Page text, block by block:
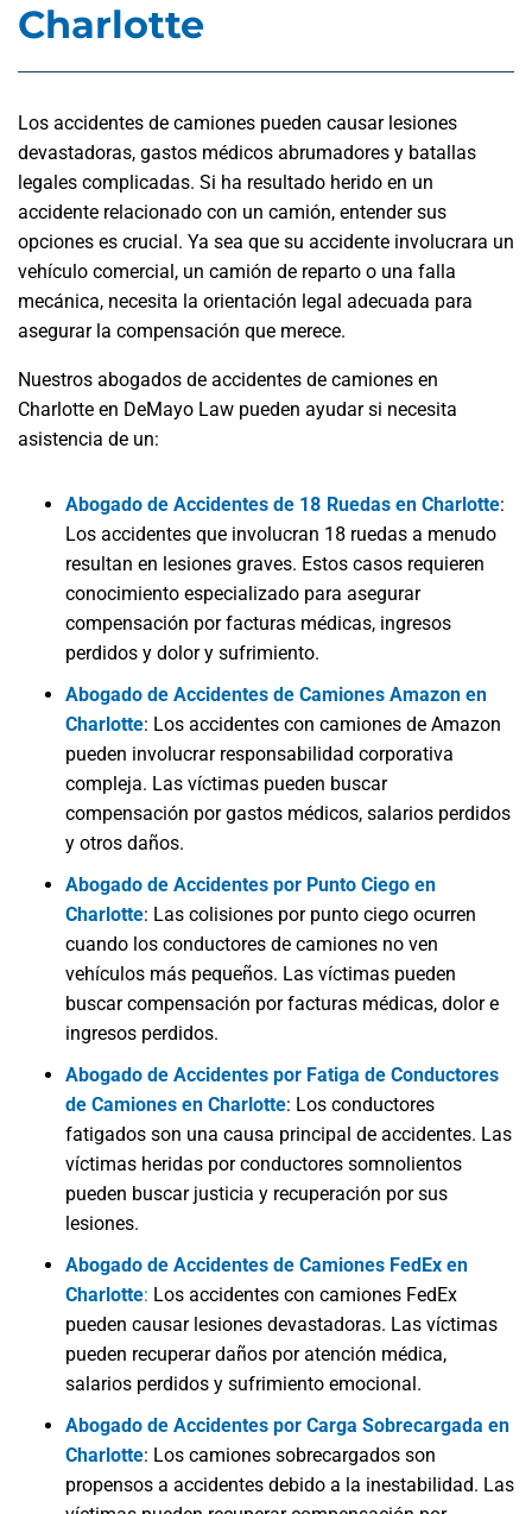
Charlotte
Los accidentes de camiones pueden causar lesiones
devastadoras, gastos médicos abrumadores y batallas
legales complicadas. Si ha resultado herido en un
accidente relacionado con un camión, entender sus
opciones es crucial. Ya sea que su accidente involucrara un
vehículo comercial, un camión de reparto o una falla
mecánica, necesita la orientación legal adecuada para
asegurar la compensación que merece.
Nuestros abogados de accidentes de camiones en
Charlotte en DeMayo Law pueden ayudar si necesita
asistencia de un:
Abogado de Accidentes de 18 Ruedas en Charlotte:
Los accidentes que involucran 18 ruedas a menudo
resultan en lesiones graves. Estos casos requieren
conocimiento especializado para asegurar
compensación por facturas médicas, ingresos
perdidos y dolor y sufrimiento.
Abogado de Accidentes de Camiones Amazon en
Charlotte: Los accidentes con camiones de Amazon
pueden involucrar responsabilidad corporativa
compleja. Las víctimas pueden buscar
compensación por gastos médicos, salarios perdidos
y otros daños.
Abogado de Accidentes por Punto Ciego en
Charlotte: Las colisiones por punto ciego ocurren
cuando los conductores de camiones no ven
vehículos más pequeños. Las víctimas pueden
buscar compensación por facturas médicas, dolor e
ingresos perdidos.
Abogado de Accidentes por Fatiga de Conductores
de Camiones en Charlotte: Los conductores
fatigados son una causa principal de accidentes. Las
víctimas heridas por conductores somnolientos
pueden buscar justicia y recuperación por sus
lesiones.
Abogado de Accidentes de Camiones FedEx en
Charlotte: Los accidentes con camiones FedEx
pueden causar lesiones devastadoras. Las víctimas
pueden recuperar daños por atención médica,
salarios perdidos y sufrimiento emocional.
Abogado de Accidentes por Carga Sobrecargada en
Charlotte: Los camiones sobrecargados son
propensos a accidentes debido a la inestabilidad. Las